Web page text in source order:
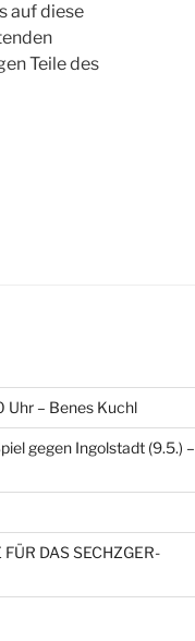
auf diese
Teile des
Uhr – Benes Kuchl
gegen Ingolstadt (9.5.) –
DAS SECHZGER-